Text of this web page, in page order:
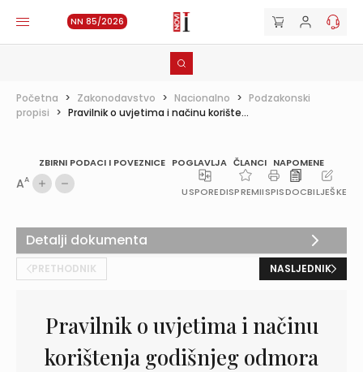
NN 85/2026
Početna > Zakonodavstvo > Nacionalno > Podzakonski
propisi > Pravilnik o uvjetima i načinu korište...
ZBIRNI PODACI I POVEZNICE POGLAVLJA ČLANCI NAPOMENE
AA
USPOREDISPREMIISPISDOCBILJEŠKE
PRETHODNIK NASLJEDNIK
Pravilnik o uvjetima i načinu
korištenja godišnjeg odmora
Detalji dokumenta